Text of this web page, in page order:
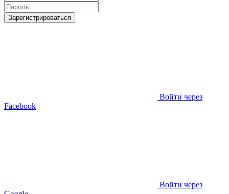
Зарегистрироваться
Войти через
Facebook
Войти через